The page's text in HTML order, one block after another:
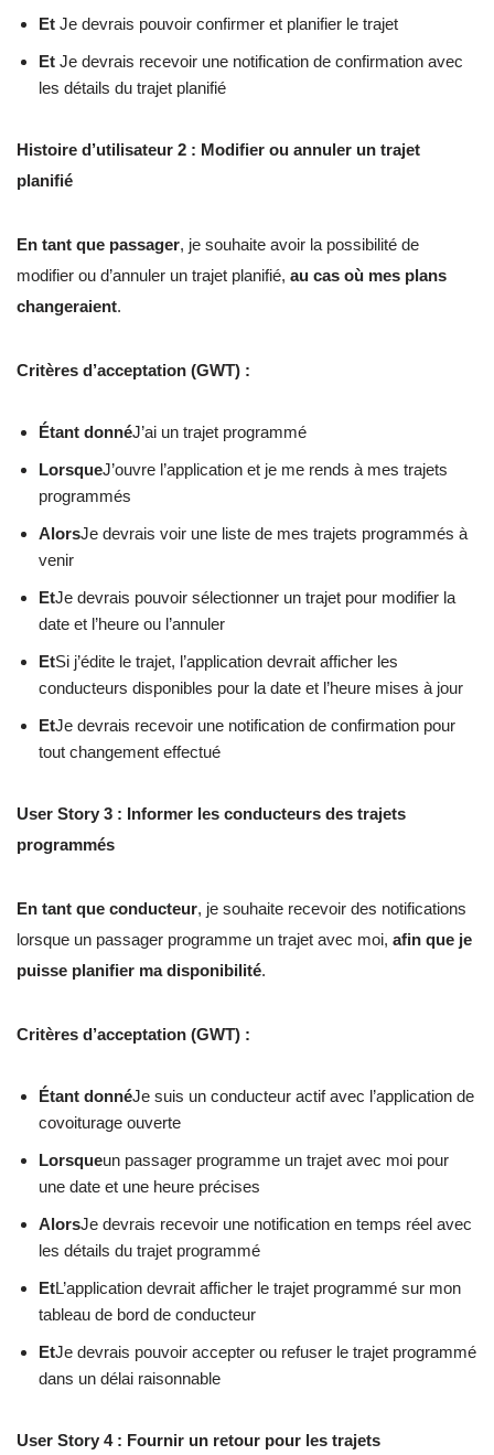
Et Je devrais pouvoir confirmer et planifier le trajet
Et Je devrais recevoir une notification de confirmation avec
les détails du trajet planifié
Histoire d’utilisateur 2 : Modifier ou annuler un trajet
planifié
En tant que passager, je souhaite avoir la possibilité de
modifier ou d’annuler un trajet planifié, au cas où mes plans
changeraient.
Critères d’acceptation (GWT) :
Étant donnéJ’ai un trajet programmé
LorsqueJ’ouvre l’application et je me rends à mes trajets
programmés
AlorsJe devrais voir une liste de mes trajets programmés à
venir
EtJe devrais pouvoir sélectionner un trajet pour modifier la
date et l’heure ou l’annuler
EtSi j’édite le trajet, l’application devrait afficher les
conducteurs disponibles pour la date et l’heure mises à jour
EtJe devrais recevoir une notification de confirmation pour
tout changement effectué
User Story 3 : Informer les conducteurs des trajets
programmés
En tant que conducteur, je souhaite recevoir des notifications
lorsque un passager programme un trajet avec moi, afin que je
puisse planifier ma disponibilité.
Critères d’acceptation (GWT) :
Étant donnéJe suis un conducteur actif avec l’application de
covoiturage ouverte
Lorsqueun passager programme un trajet avec moi pour
une date et une heure précises
AlorsJe devrais recevoir une notification en temps réel avec
les détails du trajet programmé
EtL’application devrait afficher le trajet programmé sur mon
tableau de bord de conducteur
EtJe devrais pouvoir accepter ou refuser le trajet programmé
dans un délai raisonnable
User Story 4 : Fournir un retour pour les trajets